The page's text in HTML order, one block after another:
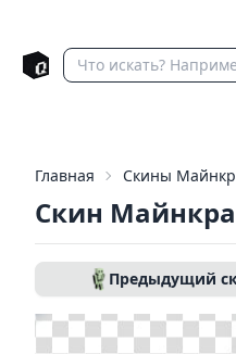
Главная Скины
Скин
Предыдущий